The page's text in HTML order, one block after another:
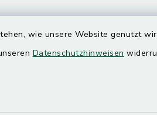
wie unsere Website genutzt
Datenschutzhinweisen